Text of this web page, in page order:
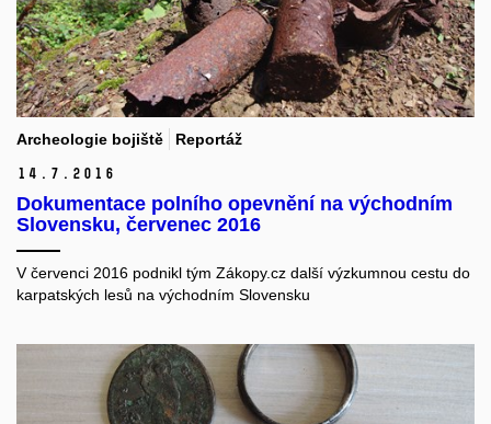
Archeologie bojiště Reportáž
14. 7. 2016
Dokumentace polního opevnění na východním
Slovensku, červenec 2016
V červenci 2016 podnikl tým Zákopy.cz další výzkumnou cestu do
karpatských lesů na východním Slovensku